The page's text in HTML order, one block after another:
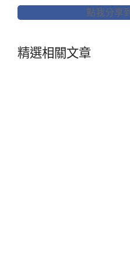
點我分享
精選相關文章